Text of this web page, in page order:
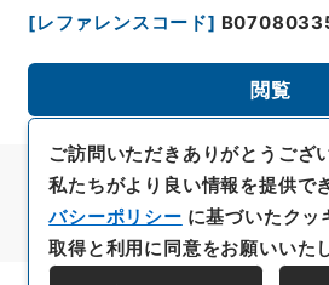
[レファレンスコード]
閲覧
ご訪問いただきありがとうござ
私たちがより良い情報を提供で
バシーポリシー に基づいたク
取得と利用に同意をお願いいた